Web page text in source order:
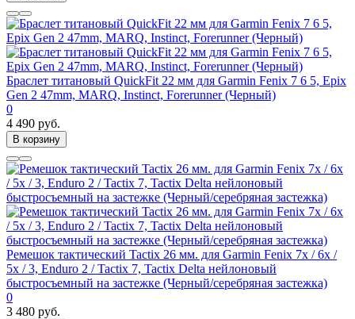
Браслет титановый QuickFit 22 мм для Garmin Fenix 7 6 5, Epix
Gen 2 47mm, MARQ, Instinct, Forerunner (Черный)
0
4 490 руб.
В корзину
Ремешок тактический Tactix 26 мм. для Garmin Fenix 7x / 6x /
5x / 3, Enduro 2 / Tactix 7, Tactix Delta нейлоновый
быстросъемный на застежке (Черный/серебряная застежка)
0
3 480 руб.